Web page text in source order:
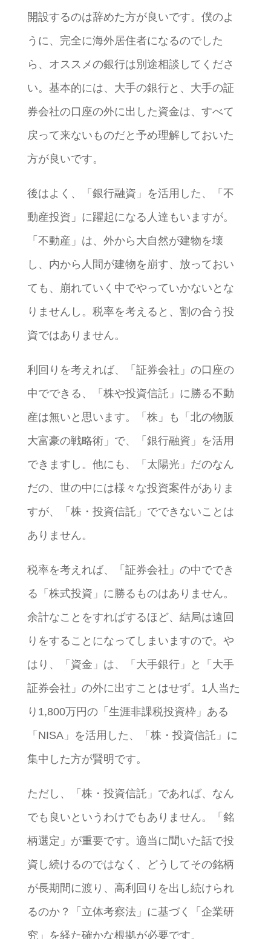
開設するのは辞めた方が良いです。僕のよ
うに、完全に海外居住者になるのでした
ら、オススメの銀行は別途相談してくださ
い。基本的には、大手の銀行と、大手の証
券会社の口座の外に出した資金は、すべて
戻って来ないものだと予め理解しておいた
方が良いです。
後はよく、「銀行融資」を活用した、「不
動産投資」に躍起になる人達もいますが。
「不動産」は、外から大自然が建物を壊
し、内から人間が建物を崩す、放っておい
ても、崩れていく中でやっていかないとな
りませんし。税率を考えると、割の合う投
資ではありません。
利回りを考えれば、「証券会社」の口座の
中でできる、「株や投資信託」に勝る不動
産は無いと思います。「株」も「北の物販
大富豪の戦略術」で、「銀行融資」を活用
できますし。他にも、「太陽光」だのなん
だの、世の中には様々な投資案件がありま
すが、「株・投資信託」でできないことは
ありません。
税率を考えれば、「証券会社」の中ででき
る「株式投資」に勝るものはありません。
余計なことをすればするほど、結局は遠回
りをすることになってしまいますので。や
はり、「資金」は、「大手銀行」と「大手
証券会社」の外に出すことはせず。1人当た
り1,800万円の「生涯非課税投資枠」ある
「NISA」を活用した、「株・投資信託」に
集中した方が賢明です。
ただし、「株・投資信託」であれば、なん
でも良いというわけでもありません。「銘
柄選定」が重要です。適当に聞いた話で投
資し続けるのではなく、どうしてその銘柄
が長期間に渡り、高利回りを出し続けられ
るのか？「立体考察法」に基づく「企業研
究」を経た確かな根拠が必要です。